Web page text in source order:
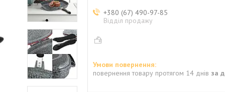
+380 (67) 490-97-85
Відділ продажу
повернення товару протягом 14 днів за